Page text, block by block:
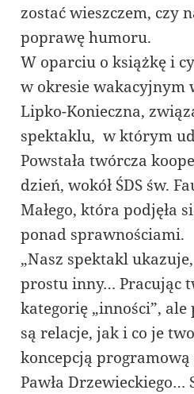
zostać wieszczem, czy
poprawę humoru.
W oparciu o książkę i
w okresie wakacyjnym
Lipko-Konieczna,
spektaklu, w którym
Powstała twórcza
dzień, wokół ŚDS św.
Małego, która
ponad sprawnościami.
„Nasz spektakl
prostu inny… Pracując
kategorię „inności”,
są relacje, jak i co je
koncepcją
Pawła Drzewieckiego…